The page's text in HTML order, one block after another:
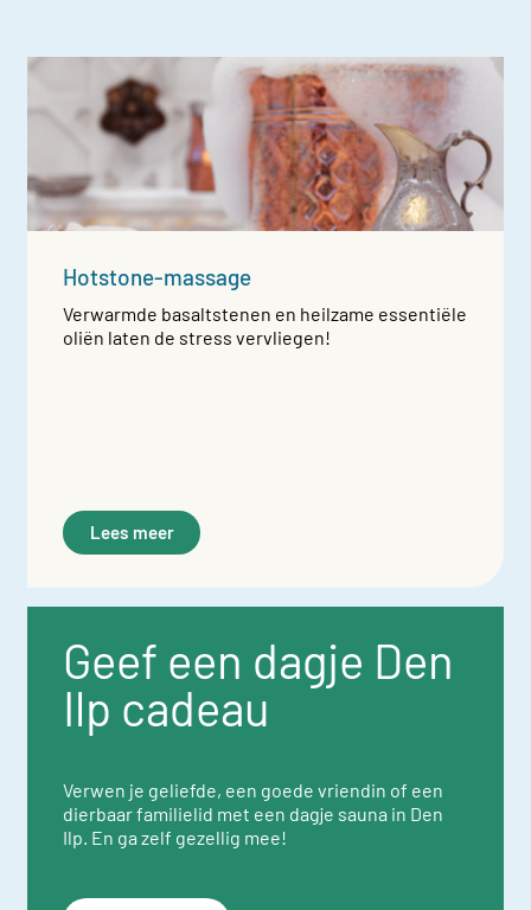
Hotstone-massage
Verwarmde basaltstenen en heilzame essentiële
oliën laten de stress vervliegen!
Lees meer
Geef een dagje Den
Ilp cadeau
Verwen je geliefde, een goede vriendin of een
dierbaar familielid met een dagje sauna in Den
Ilp. En ga zelf gezellig mee!